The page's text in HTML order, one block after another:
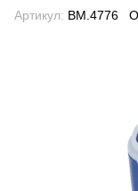
Артикул: BM.4776